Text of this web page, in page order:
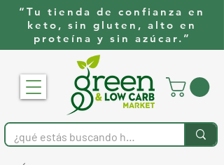
“Tu tienda de confianza en
keto, sin gluten, alto en
proteína y sin azúcar.”